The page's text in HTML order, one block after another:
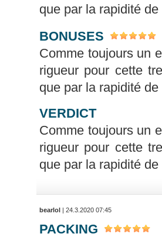
que par la rapidité
BONUSES
Comme toujours un
rigueur pour cette
que par la rapidité
VERDICT
Comme toujours un
rigueur pour cette
que par la rapidité
bearlol | 24.3.2020 07:45
PACKING